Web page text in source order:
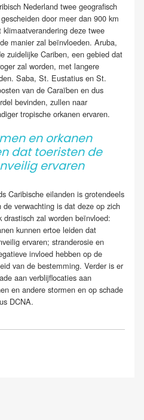
Nederland twee geografisch
door meer dan 900 km
deze twee
manier zal beïnvloeden. Aruba,
zuidelijke Cariben, een gebied dat
zal worden, met langere
Saba, St. Eustatius en St.
van de Caraïben en dus
bevinden, zullen naar
tropische orkanen ervaren.
en orkanen
dat toeristen de
ervaren
Caribische eilanden is grotendeels
verwachting is dat deze op zich
zal worden beïnvloed:
kunnen ertoe leiden dat
ervaren; stranderosie en
invloed hebben op de
van de bestemming. Verder is er
aan verblijflocaties aan
en andere stormen en op schade
DCNA.